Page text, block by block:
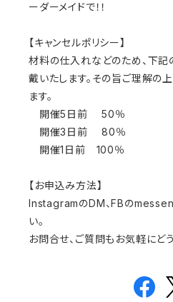
ーダーメイドで！！
【キャンセルポリシー】
材料の仕入れなどのため、下記
戴いたします。その旨ご理解の
ます。
開催5日前 50％
開催3日前 80％
開催1日前 100％
【お申込み方法】
InstagramのDM、FBの
い。
お問合せ、ご質問もお気軽にどう